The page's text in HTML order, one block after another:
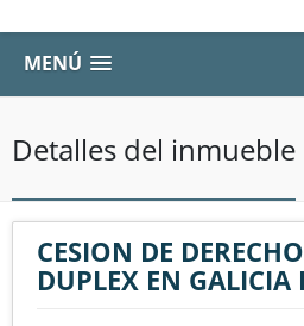
MENÚ
Detalles del inmueble
CESION DE
DUPLEX EN GALICIA